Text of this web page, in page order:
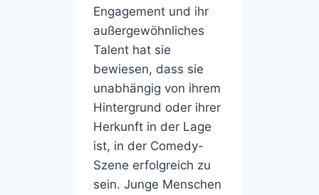
Engagement und ihr
außergewöhnliches
Talent hat sie
bewiesen, dass sie
unabhängig von ihrem
Hintergrund oder ihrer
Herkunft in der Lage
ist, in der Comedy-
Szene erfolgreich zu
sein. Junge Menschen